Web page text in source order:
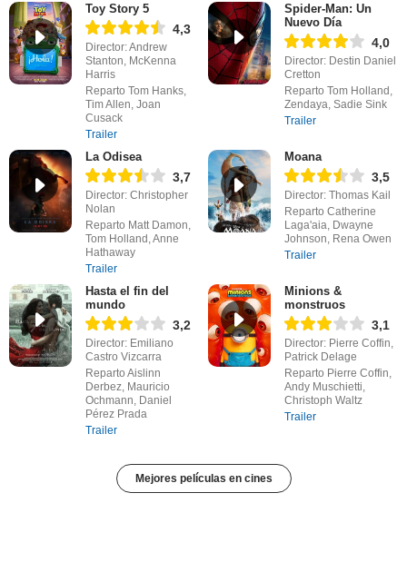
Toy Story 5
4,3
Director: Andrew
Stanton, McKenna
Harris
Reparto Tom Hanks,
Tim Allen, Joan
Cusack
Trailer
Spider-Man: Un
Nuevo Día
4,0
Director: Destin Daniel
Cretton
Reparto Tom Holland,
Zendaya, Sadie Sink
Trailer
La Odisea
3,7
Director: Christopher
Nolan
Reparto Matt Damon,
Tom Holland, Anne
Hathaway
Trailer
Moana
3,5
Director: Thomas Kail
Reparto Catherine
Laga'aia, Dwayne
Johnson, Rena Owen
Trailer
Hasta el fin del
mundo
3,2
Director: Emiliano
Castro Vizcarra
Reparto Aislinn
Derbez, Mauricio
Ochmann, Daniel
Pérez Prada
Trailer
Minions &
monstruos
3,1
Director: Pierre Coffin,
Patrick Delage
Reparto Pierre Coffin,
Andy Muschietti,
Christoph Waltz
Trailer
Mejores películas en cines